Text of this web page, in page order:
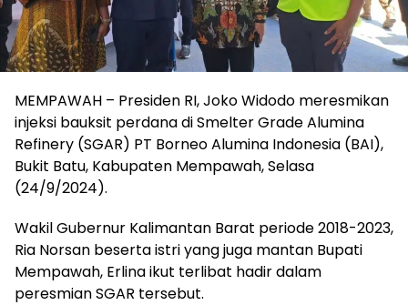
MEMPAWAH – Presiden RI, Joko Widodo meresmikan
injeksi bauksit perdana di Smelter Grade Alumina
Refinery (SGAR) PT Borneo Alumina Indonesia (BAI),
Bukit Batu, Kabupaten Mempawah, Selasa
(24/9/2024).
Wakil Gubernur Kalimantan Barat periode 2018-2023,
Ria Norsan beserta istri yang juga mantan Bupati
Mempawah, Erlina ikut terlibat hadir dalam
peresmian SGAR tersebut.